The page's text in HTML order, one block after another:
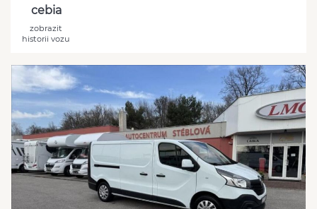
cebia
zobrazit
historii vozu